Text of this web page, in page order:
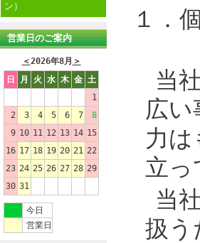
ン）
営業日のご案内
＜2026年8月 ＞
日
月 火 水 木 金 土
1
2
3 4 5 6 7
8
9 10 11 12 13 14 15
16 17 18 19 20 21 22
23 24 25 26 27 28 29
30 31
今日
営業日
１．
当
広
力
立っ
当
扱う